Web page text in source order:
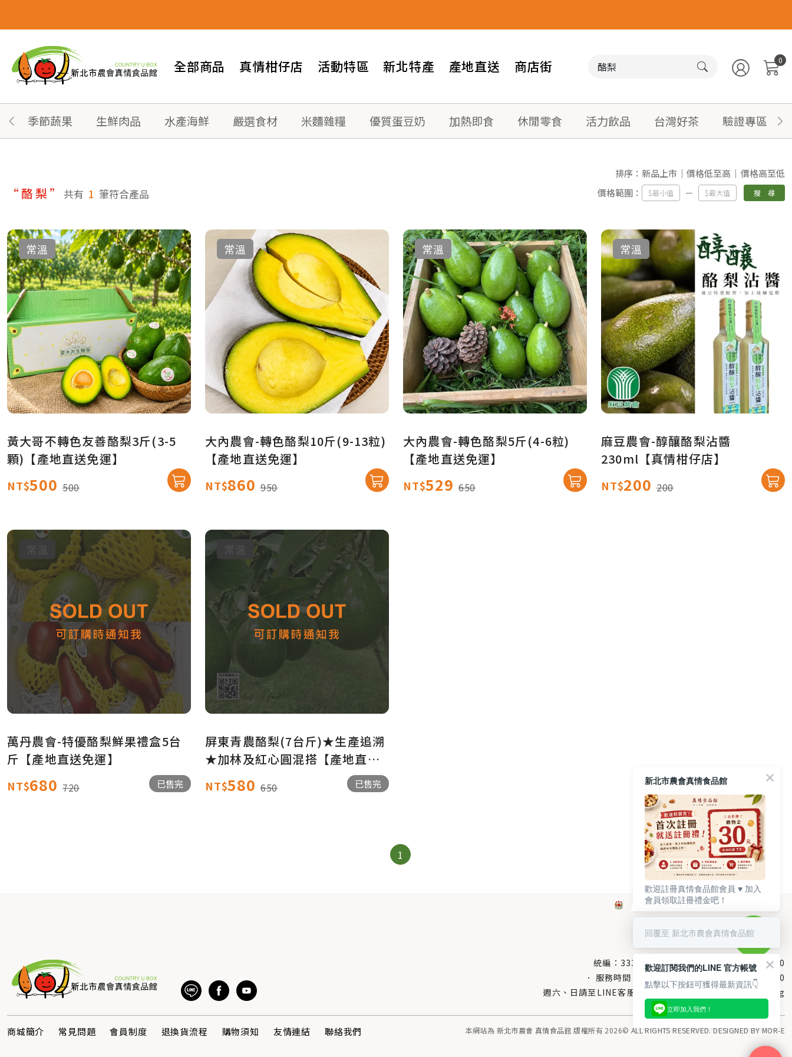
全部商品 真情柑仔店 活動特區 新北特產 產地直送 商店街 0
季節蔬果 生鮮肉品 水產海鮮 嚴選食材 米麵雜糧 優質蛋豆奶 加熱即食 休閒零食 活力飲品 台灣好茶 驗證專區
“酪梨” 共有 1 筆符合產品
排序： 新品上市 價格低至高
價格高至低
價格範圍：
搜 尋
常溫
黃大哥不轉色友善酪梨3斤(3-5
顆)【產地直送免運】
NT$500 500
常溫
大內農會-轉色酪梨10斤(9-13粒)
【產地直送免運】
NT$860 950
常溫
大內農會-轉色酪梨5斤(4-6粒)
【產地直送免運】
NT$529 650
常溫
麻豆農會-醇釀酪梨沾醬
230ml【真情柑仔店】
NT$200 200
萬丹農會-特優酪梨鮮果禮盒5台
斤【產地直送免運】
NT$680 720 已售完
屏東青農酪梨(7台斤)★生產追溯
★加林及紅心圓混搭【產地直送
免運】
NT$580 650 已售完
1
統編：33378005 服務電話： 0800-666-980
服務時間：每週一至週五AM 8：10～PM 5：00
週六、日請至LINE客服留言 LINE@帳號搜尋：@uboxorg
商城簡介 常見問題 會員制度 退換貨流程 購物須知 友情連結 聯絡我們 本網站為 新北市農會 真情食品館 版權所有 2026© ALL RIGHTS RESERVED. DESIGNED BY MOR-E
新北市農會真情食品館
歡迎註冊真情食品館會員 ♥️ 加入
會員領取註冊禮金吧！
回覆至 新北市農會真情食品館
歡迎訂閱我們的LINE 官方帳號
點擊以下按鈕可獲得最新資訊👇
立即加入我們！